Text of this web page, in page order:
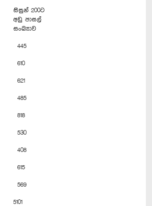
සිසුන් 200ට
අඩු පාසල්
සංඛ්‍යාව
445
610
621
485
818
530
408
615
569
5101